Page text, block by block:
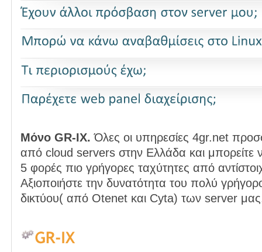
Μόνο GR-IX. Όλες οι υπηρεσίες 4gr.net
από cloud servers στην Ελλάδα και μπορείτε
5 φορές πιο γρήγορες ταχύτητες από
Αξιοποιήστε την δυνατότητα του πολύ
δικτύου( από Otenet και Cyta) των server